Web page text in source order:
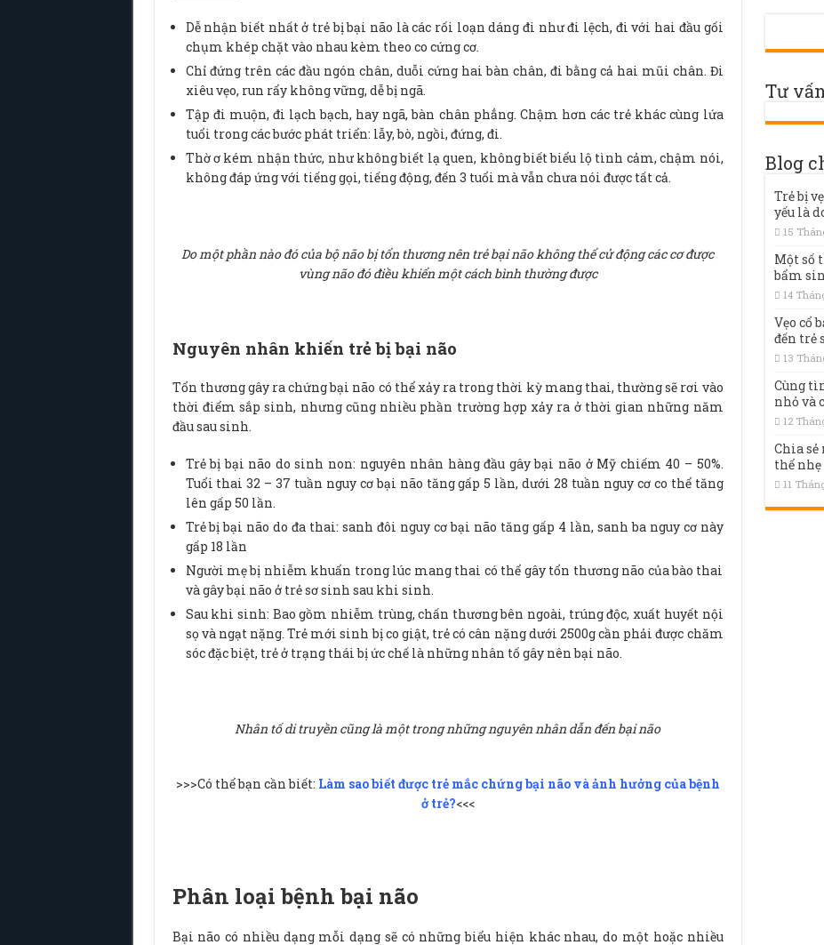
Dễ nhận biết nhất ở trẻ bị bại não là các rối loạn dáng đi như đi lệch, đi với hai đầu gối
chụm khép chặt vào nhau kèm theo co cứng cơ.
Chỉ đứng trên các đầu ngón chân, duỗi cứng hai bàn chân, đi bằng cả hai mũi chân. Đi
xiêu vẹo, run rẩy không vững, dễ bị ngã.
Tập đi muộn, đi lạch bạch, hay ngã, bàn chân phẳng. Chậm hơn các trẻ khác cùng lứa
tuổi trong các bước phát triển: lẫy, bò, ngồi, đứng, đi.
Thờ ơ kém nhận thức, như không biết lạ quen, không biết biểu lộ tình cảm, chậm nói,
không đáp ứng với tiếng gọi, tiếng động, đến 3 tuổi mà vẫn chưa nói được tất cả.
Do một phần nào đó của bộ não bị tổn thương nên trẻ bại não không thể cử động các cơ được
vùng não đó điều khiển một cách bình thường được
Nguyên nhân khiến trẻ bị bại não
Tổn thương gây ra chứng bại não có thể xảy ra trong thời kỳ mang thai, thường sẽ rơi vào
thời điểm sắp sinh, nhưng cũng nhiều phần trường hợp xảy ra ở thời gian những năm
đầu sau sinh.
Trẻ bị bại não do sinh non: nguyên nhân hàng đầu gây bại não ở Mỹ chiếm 40 – 50%.
Tuổi thai 32 – 37 tuần nguy cơ bại não tăng gấp 5 lần, dưới 28 tuần nguy cơ co thể tăng
lên gấp 50 lần.
Trẻ bị bại não do đa thai: sanh đôi nguy cơ bại não tăng gấp 4 lần, sanh ba nguy cơ này
gấp 18 lần
Người mẹ bị nhiễm khuẩn trong lúc mang thai có thể gây tổn thương não của bào thai
và gây bại não ở trẻ sơ sinh sau khi sinh.
Sau khi sinh: Bao gồm nhiễm trùng, chấn thương bên ngoài, trúng độc, xuất huyết nội
sọ và ngạt nặng. Trẻ mới sinh bị co giật, trẻ có cân nặng dưới 2500g cần phải được chăm
sóc đặc biệt, trẻ ở trạng thái bị ức chế là những nhân tố gây nên bại não.
Nhân tố di truyền cũng là một trong những nguyên nhân dẫn đến bại não
>>>Có thể bạn cần biết: Làm sao biết được trẻ mắc chứng bại não và ảnh hưởng của bệnh
ở trẻ?<<<
Phân loại bệnh bại não
Bại não có nhiều dạng mỗi dạng sẽ có những biểu hiện khác nhau, do một hoặc nhiều
Tư
Blog
Trẻ bị
yếu là
15
Một số
bẩm
14
Vẹo cổ
đến trẻ
13
Cùng
nhỏ và
12
Chia
thể nhẹ
11